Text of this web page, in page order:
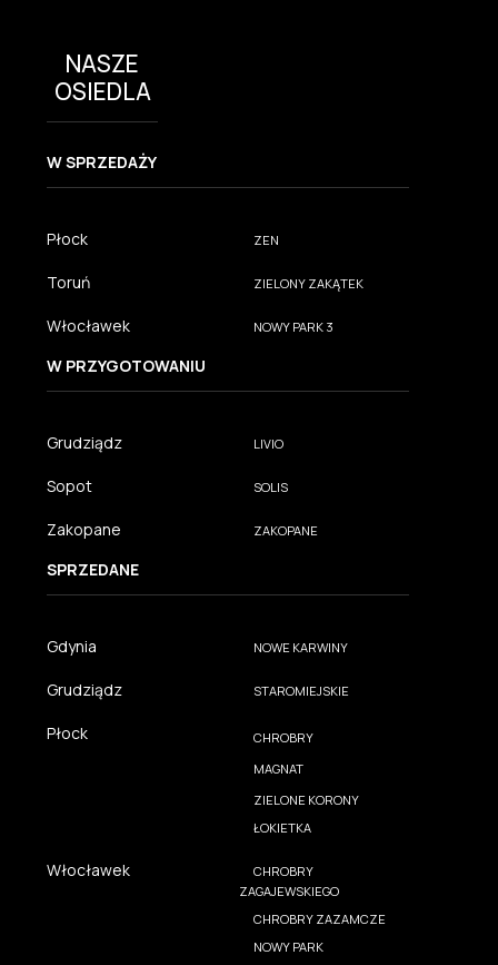
NASZE
OSIEDLA
W SPRZEDAŻY
Płock ZEN
Toruń ZIELONY ZAKĄTEK
Włocławek NOWY PARK 3
W PRZYGOTOWANIU
Grudziądz LIVIO
Sopot SOLIS
Zakopane ZAKOPANE
SPRZEDANE
Gdynia NOWE KARWINY
Grudziądz STAROMIEJSKIE
Płock
CHROBRY
MAGNAT
ZIELONE KORONY
ŁOKIETKA
Włocławek
CHROBRY
ZAGAJEWSKIEGO
CHROBRY ZAZAMCZE
NOWY PARK